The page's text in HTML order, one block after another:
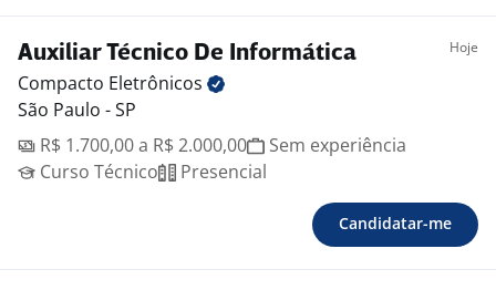
Auxiliar Técnico De Informática Hoje
Compacto Eletrônicos
São Paulo - SP
R$ 1.700,00 a R$ 2.000,00
Sem experiência
Curso Técnico
Presencial
Candidatar-me